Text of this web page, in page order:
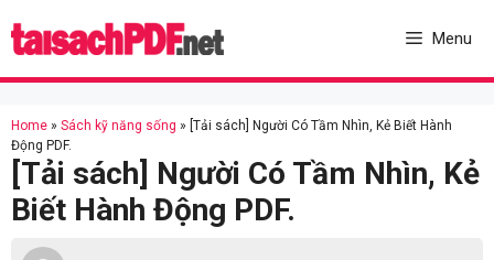
to
Menu
Home » Sách kỹ năng sống » [Tải sách] Người Có Tầm Nhìn, Kẻ Biết Hành
Động PDF.
[Tải sách] Người Có Tầm Nhìn, Kẻ
Biết Hành Động PDF.